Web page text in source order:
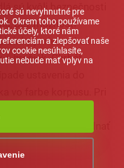
sú kvôli bezpečnosti
bez možnosti
je riešená ako
a hračiek. Chrbát
ustavenia do
vo farbe korpusu. Pri
sú nevyhnutné pre
Okrem toho používame
účely, ktoré nám
a zlepšovať naše
cookie nesúhlasíte,
nebude mať vplyv na